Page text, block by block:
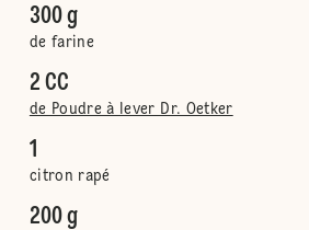
300 g
de farine
2 CC
de Poudre à lever Dr. Oetker
1
citron rapé
200 g